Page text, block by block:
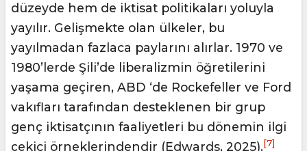
düzeyde hem de iktisat politikaları yoluyla
yayılır. Gelişmekte olan ülkeler, bu
yayılmadan fazlaca paylarını alırlar. 1970 ve
1980’lerde Şili’de liberalizmin öğretilerini
yaşama geçiren, ABD ‘de Rockefeller ve Ford
vakıfları tarafından desteklenen bir grup
genç iktisatçının faaliyetleri bu dönemin ilgi
çekici örneklerindendir (Edwards, 2025).[7]